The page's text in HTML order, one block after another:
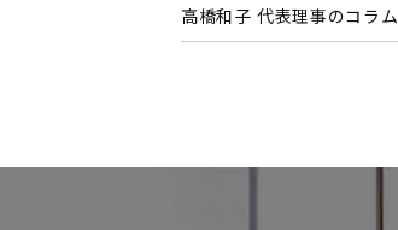
高橋和子 代表理事のコラム